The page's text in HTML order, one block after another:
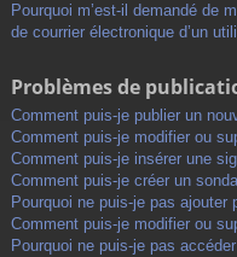
Pourquoi m’est-il demandé de
de courrier électronique d’un
Problèmes de
Comment puis-je publier un
Comment puis-je modifier ou
Comment puis-je insérer une
Comment puis-je créer un
Pourquoi ne puis-je pas ajouter
Comment puis-je modifier ou
Pourquoi ne puis-je pas